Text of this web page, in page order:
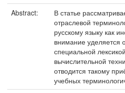
Abstract:
В статье
отраслевой
русскому языку как
внимание уделяется
специальной
вычислительной
отводится такому
учебных